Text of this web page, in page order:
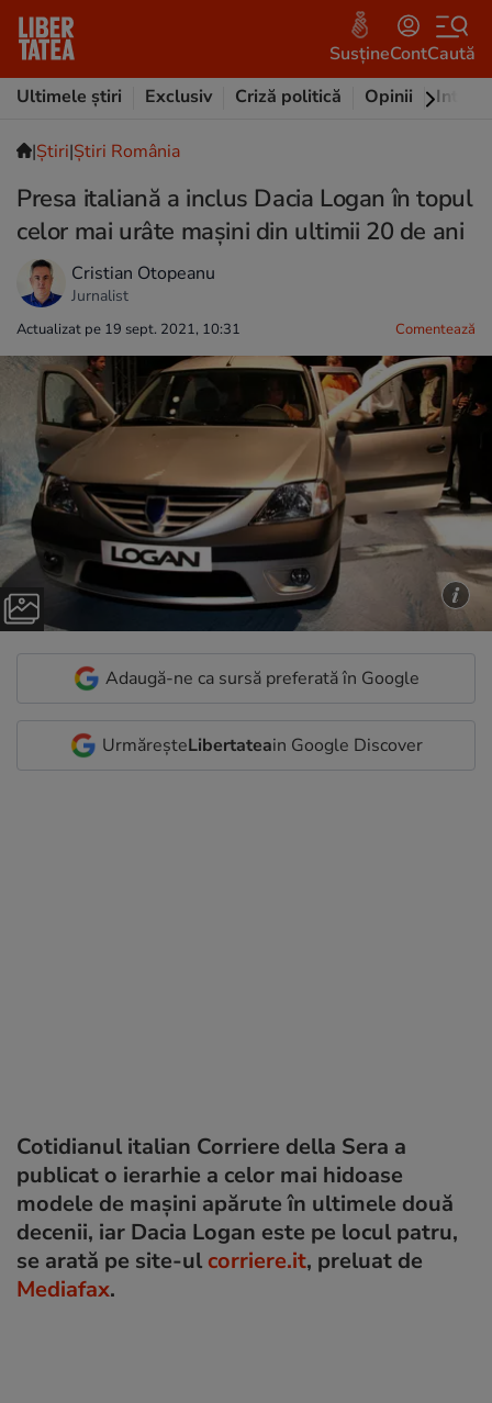
SusțineContCaută
Ultimele știri
Exclusiv Criză politică Opinii
|Ştiri|Știri România
Presa italiană a inclus Dacia Logan în topul
celor mai urâte maşini din ultimii 20 de ani
Cristian Otopeanu
Jurnalist
Actualizat pe 19 sept. 2021, 10:31 Comentează
Adaugă-ne ca sursă preferată în Google
UrmăreșteLibertateain Google Discover
Cotidianul italian Corriere della Sera a
publicat o ierarhie a celor mai hidoase
modele de mașini apărute în ultimele două
decenii, iar Dacia Logan este pe locul patru,
se arată pe site-ulcorriere.it, preluat de
Mediafax.